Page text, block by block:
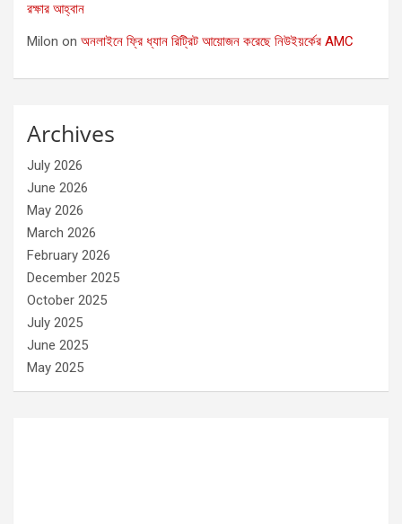
রক্ষার আহ্বান
Milon on অনলাইনে ফ্রি ধ্যান রিট্রিট আয়োজন করেছে নিউইয়র্কের AMC
Archives
July 2026
June 2026
May 2026
March 2026
February 2026
December 2025
October 2025
July 2025
June 2025
May 2025